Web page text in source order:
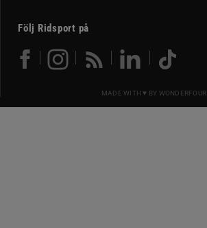
Följ Ridsport på
MADE WITH ♥ BY WONDERFOUR